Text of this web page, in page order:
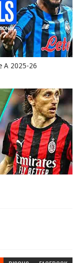
A 2025-26